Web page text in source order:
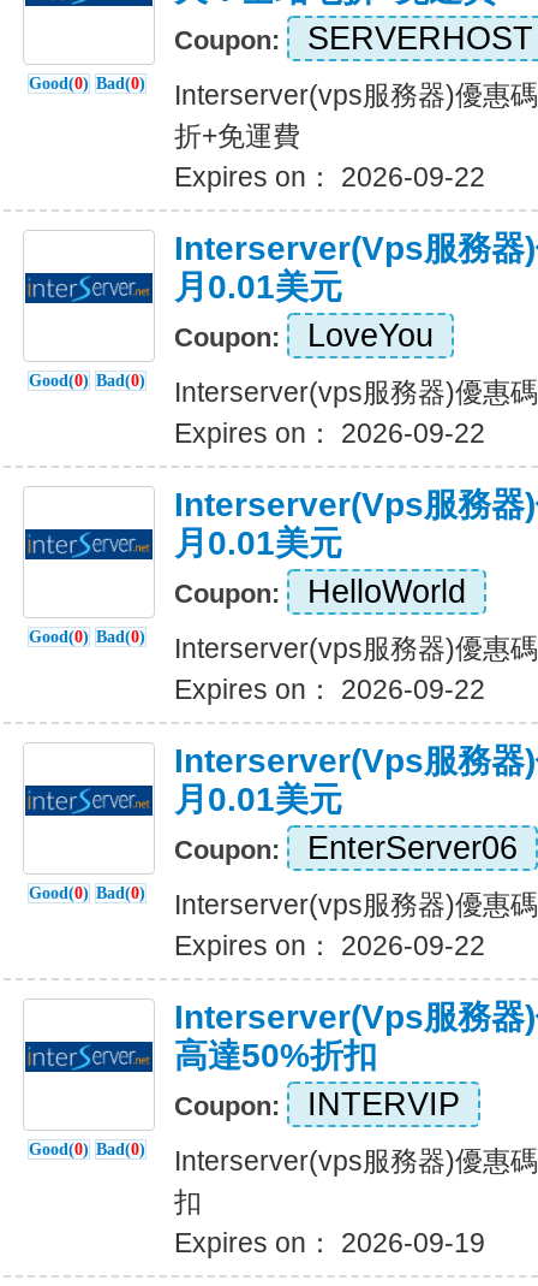
Good(0) Bad(0)
Coupon: SERVERHOST
Interserver(vps服務器)優惠
折+免運費
Expires on： 2026-09-22
Good(0) Bad(0)
Interserver(vps服務器
月0.01美元
Coupon: LoveYou
Interserver(vps服務器)優惠
Expires on： 2026-09-22
Good(0) Bad(0)
Interserver(vps服務器
月0.01美元
Coupon: HelloWorld
Interserver(vps服務器)優惠
Expires on： 2026-09-22
Good(0) Bad(0)
Interserver(vps服務器
月0.01美元
Coupon: EnterServer06
Interserver(vps服務器)優惠
Expires on： 2026-09-22
Good(0) Bad(0)
Interserver(vps服務器
高達50%折扣
Coupon: INTERVIP
Interserver(vps服務器)優惠
扣
Expires on： 2026-09-19